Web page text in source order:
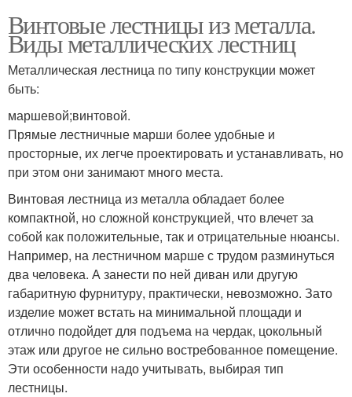
Винтовые лестницы из металла.
Виды металлических лестниц
Металлическая лестница по типу конструкции может
быть:
маршевой;винтовой.
Прямые лестничные марши более удобные и
просторные, их легче проектировать и устанавливать, но
при этом они занимают много места.
Винтовая лестница из металла обладает более
компактной, но сложной конструкцией, что влечет за
собой как положительные, так и отрицательные нюансы.
Например, на лестничном марше с трудом разминуться
два человека. А занести по ней диван или другую
габаритную фурнитуру, практически, невозможно. Зато
изделие может встать на минимальной площади и
отлично подойдет для подъема на чердак, цокольный
этаж или другое не сильно востребованное помещение.
Эти особенности надо учитывать, выбирая тип
лестницы.